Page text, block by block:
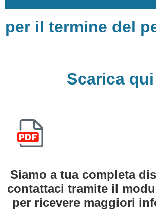
per il termine del
Scarica
Siamo a tua completa
contattaci tramite il
per ricevere maggiori